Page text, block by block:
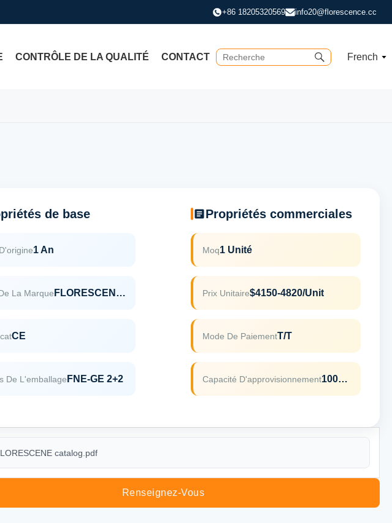
+86 18205320569 info20@florescence.cc
CONTRÔLE DE LA QUALITÉ CONTACT French
de base
1 An
La Marque FLORESCENCE
CE
De L'emballage FNE-GE 2+2
Propriétés commerciales
Moq1 Unité
Prix Unitaire$4150-4820/unit
Mode De PaiementT/T
Capacité D'approvisionnement 100unités/mois
catalog.pdf
Renseignez-Vous